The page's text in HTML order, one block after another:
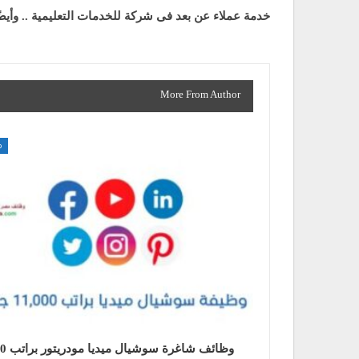
خدمة عملاء عن بعد فى شركة للخدمات التعليمية ..
More From Author
وظائف